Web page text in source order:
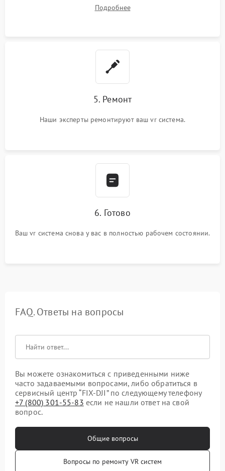
Подробнее
5. Ремонт
Наши эксперты ремонтируют ваш vr система.
6. Готово
Ваш vr система снова у вас в полностью рабочем состоянии.
FAQ. Ответы на вопросы
Вы можете ознакомиться с приведенными ниже
часто задаваемыми вопросами, либо обратиться в
сервисный центр “FIX-DJI” по следующему телефону
+7 (800) 301-55-83 если не нашли ответ на свой
вопрос.
Общие вопросы
Вопросы по ремонту VR систем